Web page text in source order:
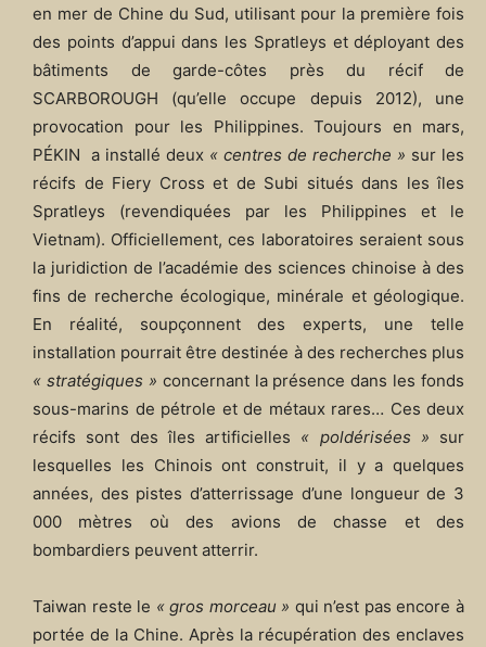
en mer de Chine du Sud, utilisant pour la première fois
des points d’appui dans les Spratleys et déployant des
bâtiments de garde-côtes près du récif de
SCARBOROUGH (qu’elle occupe depuis 2012), une
provocation pour les Philippines. Toujours en mars,
PÉKIN a installé deux « centres de recherche » sur les
récifs de Fiery Cross et de Subi situés dans les îles
Spratleys (revendiquées par les Philippines et le
Vietnam). Officiellement, ces laboratoires seraient sous
la juridiction de l’académie des sciences chinoise à des
fins de recherche écologique, minérale et géologique.
En réalité, soupçonnent des experts, une telle
installation pourrait être destinée à des recherches plus
« stratégiques » concernant la présence dans les fonds
sous-marins de pétrole et de métaux rares… Ces deux
récifs sont des îles artificielles « poldérisées » sur
lesquelles les Chinois ont construit, il y a quelques
années, des pistes d’atterrissage d’une longueur de 3
000 mètres où des avions de chasse et des
bombardiers peuvent atterrir.
Taiwan reste le « gros morceau » qui n’est pas encore à
portée de la Chine. Après la récupération des enclaves